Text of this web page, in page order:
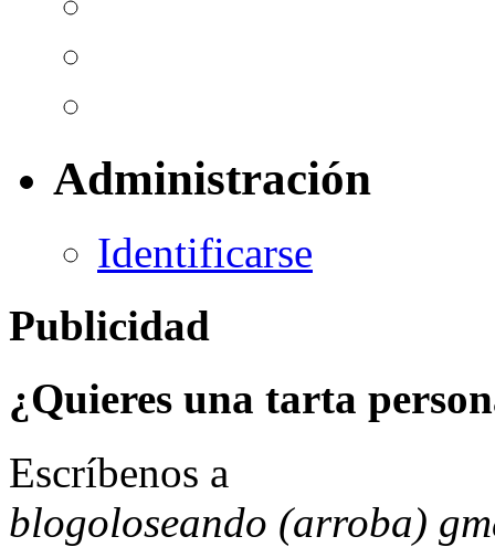
Administración
Identificarse
Publicidad
¿Quieres una tarta
Escríbenos a
blogoloseando (arroba)